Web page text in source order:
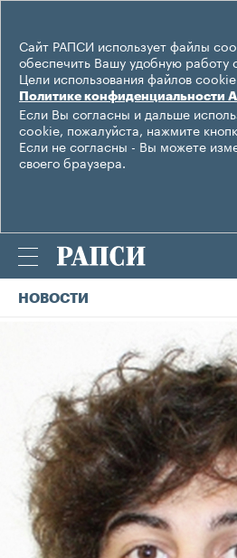
Сайт РАПСИ использует файлы
обеспечить Вашу удобную работу
Цели использования файлов
Политике
Если Вы согласны и дальше
cookie, пожалуйста, нажмите
Если не согласны - Вы можете
своего браузера.
НОВОСТИ